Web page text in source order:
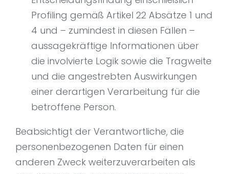
Profiling gemäß Artikel 22 Absätze 1 und
4 und – zumindest in diesen Fällen –
aussagekräftige Informationen über
die involvierte Logik sowie die Tragweite
und die angestrebten Auswirkungen
einer derartigen Verarbeitung für die
betroffene Person.
Beabsichtigt der Verantwortliche, die
personenbezogenen Daten für einen
anderen Zweck weiterzuverarbeiten als